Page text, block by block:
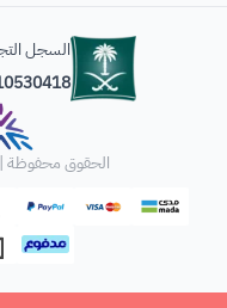
السجل
الحقوق محفوظة |